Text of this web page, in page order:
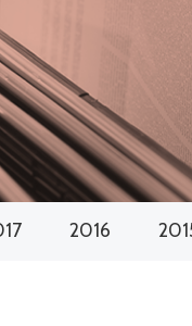
2016